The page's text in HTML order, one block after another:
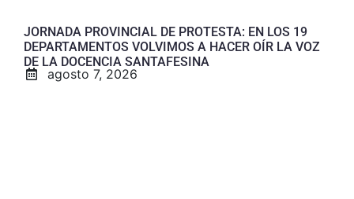
JORNADA PROVINCIAL DE PROTESTA: EN LOS 19
DEPARTAMENTOS VOLVIMOS A HACER OÍR LA VOZ
DE LA DOCENCIA SANTAFESINA
agosto 7, 2026